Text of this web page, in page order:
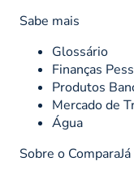
Sabe mais
Glossário
Finanças
Produtos
Mercado de
Água
Sobre o ComparaJá